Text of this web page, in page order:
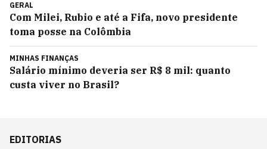
GERAL
Com Milei, Rubio e até a Fifa, novo presidente
toma posse na Colômbia
MINHAS FINANÇAS
Salário mínimo deveria ser R$ 8 mil: quanto
custa viver no Brasil?
EDITORIAS